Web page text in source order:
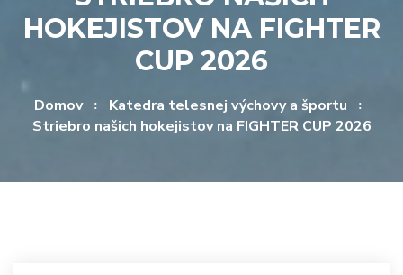
HOKEJISTOV NA FIGHTER
CUP 2026
Domov
Katedra telesnej výchovy a športu
Striebro našich hokejistov na FIGHTER CUP 2026